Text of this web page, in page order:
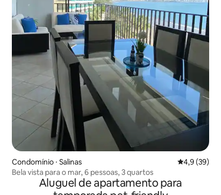
Condomínio ⋅ Salinas 4,9 de uma
4,9 (39)
Bela vista para o mar, 6 pessoas, 3 quartos
Aluguel de apartamento para